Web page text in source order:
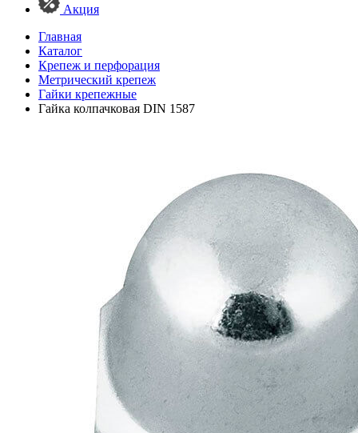
Акция
Главная
Каталог
Крепеж и перфорация
Метрический крепеж
Гайки крепежные
Гайка колпачковая DIN 1587